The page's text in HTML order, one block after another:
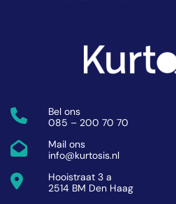
Bel ons
085 – 200 70 70
Mail ons
info@kurtosis.nl
Hooistraat 3 a
2514 BM Den Haag